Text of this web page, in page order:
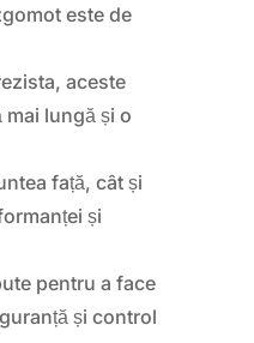
este de
aceste
lungă și o
față, cât și
și
pentru a face
și control